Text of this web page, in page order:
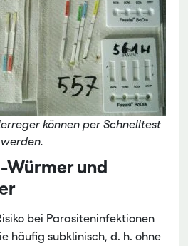
können per Schnelltest
und
bei Parasiteninfektionen
häufig subklinisch, d. h. ohne